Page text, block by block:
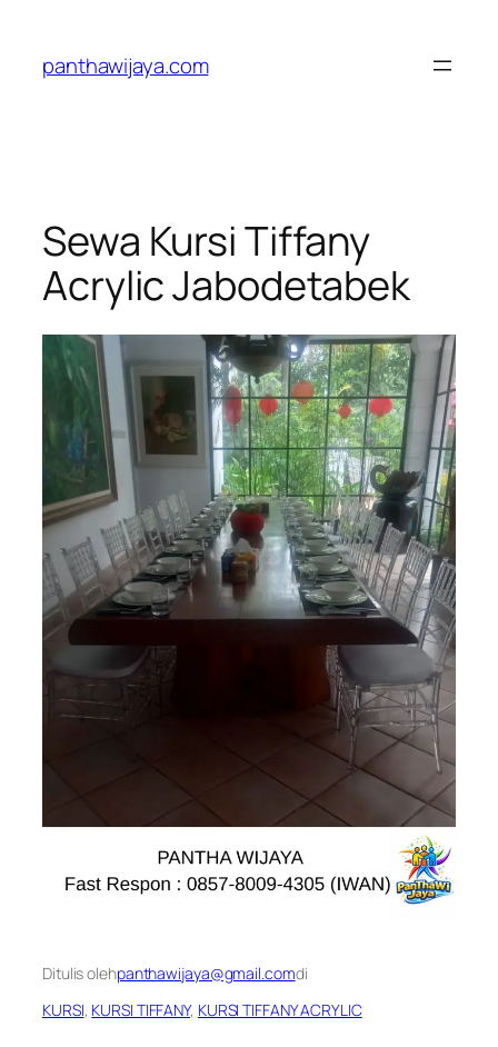
konten
panthawijaya.com
Sewa Kursi Tiffany
Acrylic Jabodetabek
Ditulis olehpanthawijaya@gmail.comdi
KURSI, KURSI TIFFANY, KURSI TIFFANY ACRYLIC